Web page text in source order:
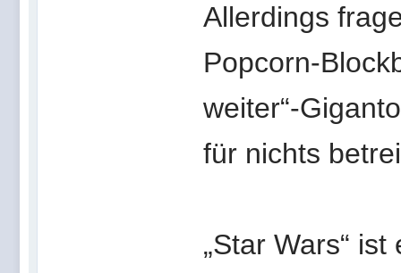
Allerdings
Popcorn-
weiter“-
für nichts
„Star Wars“